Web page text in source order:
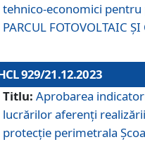
tehnico-economici pentru
PARCUL FOTOVOLTAIC
929/21.12.2023
Titlu: Aprobarea
lucrărilor aferenți
protecție perimetrala